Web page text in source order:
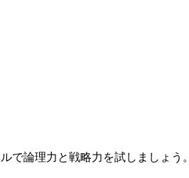
で論理力と戦略力を試しましょう。